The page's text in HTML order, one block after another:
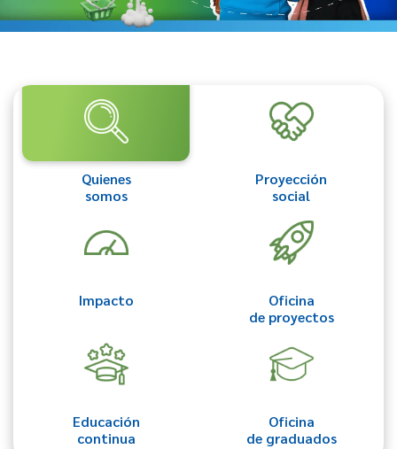
Quienes
somos
Proyección
social
Impacto
Oficina
de proyectos
Educación
continua
Oficina
de graduados